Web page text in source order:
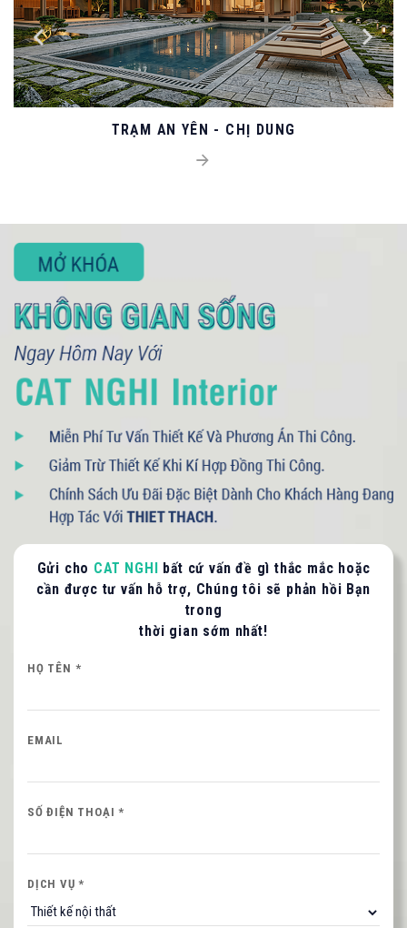
TRẠM AN YÊN - CHỊ DUNG
Gửi cho CAT NGHI bất cứ vấn đề gì thắc mắc hoặc
cần được tư vấn hỗ trợ, Chúng tôi sẽ phản hồi Bạn
trong
thời gian sớm nhất!
HỌ TÊN *
EMAIL
SỐ ĐIỆN THOẠI *
DỊCH VỤ *
093 71379 13- 090 3075 005
LIÊN HỆ TƯ VẤN / BÁO GIÁ
Quý khách vui lòng cung cấp thông tin để CAT
NGHI liên hệ hỗ trợ nhanh nhất.
Nội dung